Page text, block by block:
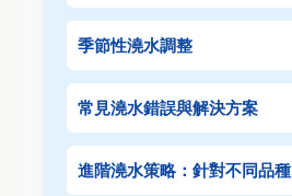
季節性澆水調整
常見澆水錯誤與解決方案
進階澆水策略：針對不同品種